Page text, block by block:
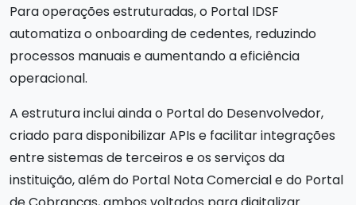
Para operações estruturadas, o Portal IDSF
automatiza o onboarding de cedentes, reduzindo
processos manuais e aumentando a eficiência
operacional.
A estrutura inclui ainda o Portal do Desenvolvedor,
criado para disponibilizar APIs e facilitar integrações
entre sistemas de terceiros e os serviços da
instituição, além do Portal Nota Comercial e do Portal